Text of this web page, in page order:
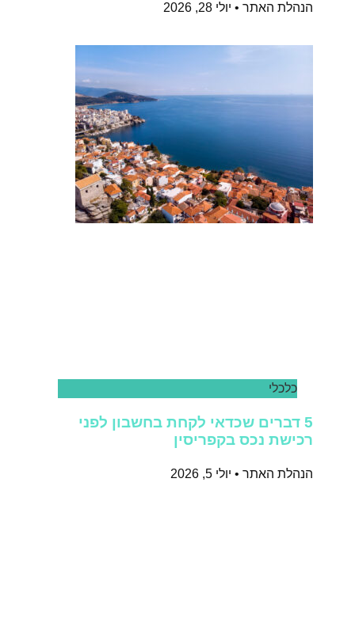
הנהלת האתר יולי 28, 2026
כלכלי
5 דברים שכדאי לקחת בחשבון לפני
רכישת נכס בקפריסין
הנהלת האתר יולי 5, 2026